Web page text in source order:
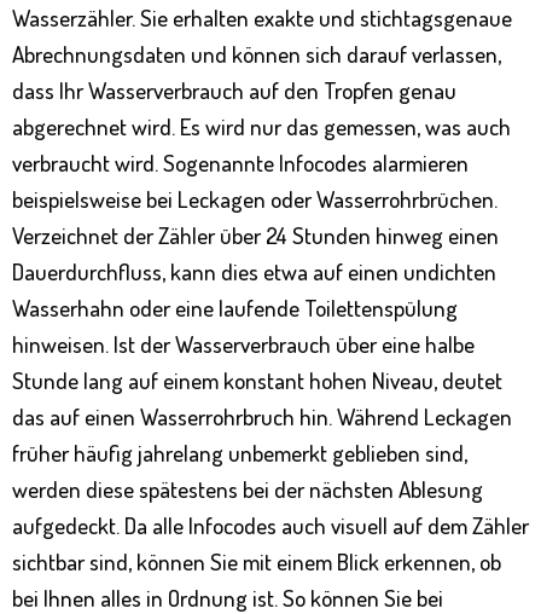
Wasserzähler. Sie erhalten exakte und stichtagsgenaue
Abrechnungsdaten und können sich darauf verlassen,
dass Ihr Wasserverbrauch auf den Tropfen genau
abgerechnet wird. Es wird nur das gemessen, was auch
verbraucht wird. Sogenannte Infocodes alarmieren
beispielsweise bei Leckagen oder Wasserrohrbrüchen.
Verzeichnet der Zähler über 24 Stunden hinweg einen
Dauerdurchfluss, kann dies etwa auf einen undichten
Wasserhahn oder eine laufende Toilettenspülung
hinweisen. Ist der Wasserverbrauch über eine halbe
Stunde lang auf einem konstant hohen Niveau, deutet
das auf einen Wasserrohrbruch hin. Während Leckagen
früher häufig jahrelang unbemerkt geblieben sind,
werden diese spätestens bei der nächsten Ablesung
aufgedeckt. Da alle Infocodes auch visuell auf dem Zähler
sichtbar sind, können Sie mit einem Blick erkennen, ob
bei Ihnen alles in Ordnung ist. So können Sie bei